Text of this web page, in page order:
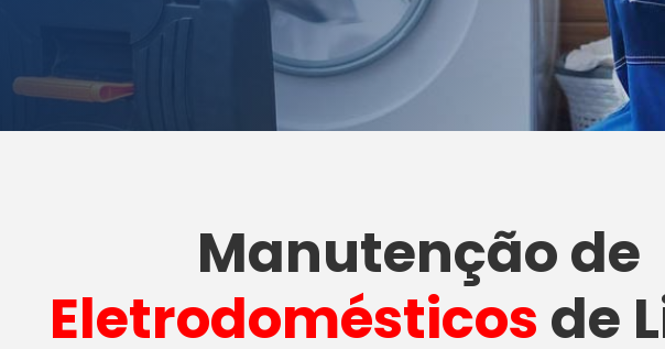
Manutençãode
Eletrodomésticos de